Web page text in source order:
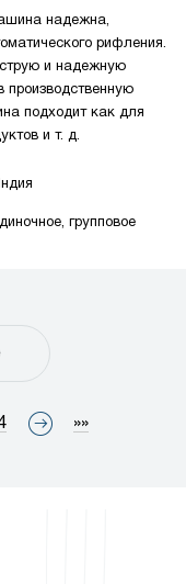
надежна,
рифления.
и надежную
производственную
подходит как для
и т. д.
групповое
»»